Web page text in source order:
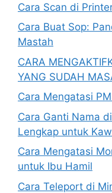
Cara Scan di
Cara Buat Sop:
Mastah
CARA
YANG SUDAH
Cara Mengatasi
Cara Ganti Nama
Lengkap untuk
Cara Mengatasi
untuk Ibu Hamil
Cara Teleport di